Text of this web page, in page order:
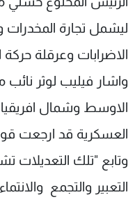
ليشمل تجارة
الاضرابات وعرقلة
واشار فيليب لوثر نائب
الاوسط وشمال
العسكرية قد ارجعت
وتابع "تلك التعديلات
التعبير والتجمع
جدول البرامج
شاهد البرامج
عن MTV
الإنـتـاج
لاعلاناتكم